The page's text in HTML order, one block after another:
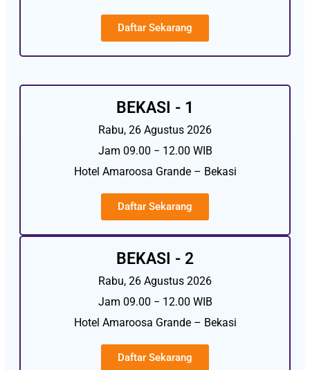
Daftar Sekarang
BEKASI - 1
Rabu, 26 Agustus 2026
Jam 09.00 − 12.00 WIB
Hotel Amaroosa Grande – Bekasi
Daftar Sekarang
BEKASI - 2
Rabu, 26 Agustus 2026
Jam 09.00 − 12.00 WIB
Hotel Amaroosa Grande – Bekasi
Daftar Sekarang